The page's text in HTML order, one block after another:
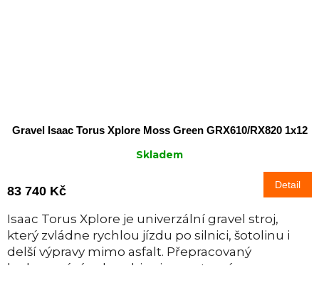
Gravel Isaac Torus Xplore Moss Green GRX610/RX820 1x12
Skladem
83 740 Kč Detail
Isaac Torus Xplore je univerzální gravel stroj,
který zvládne rychlou jízdu po silnici, šotolinu i
delší výpravy mimo asfalt. Přepracovaný
karbonový rám kombinuje sportovní...